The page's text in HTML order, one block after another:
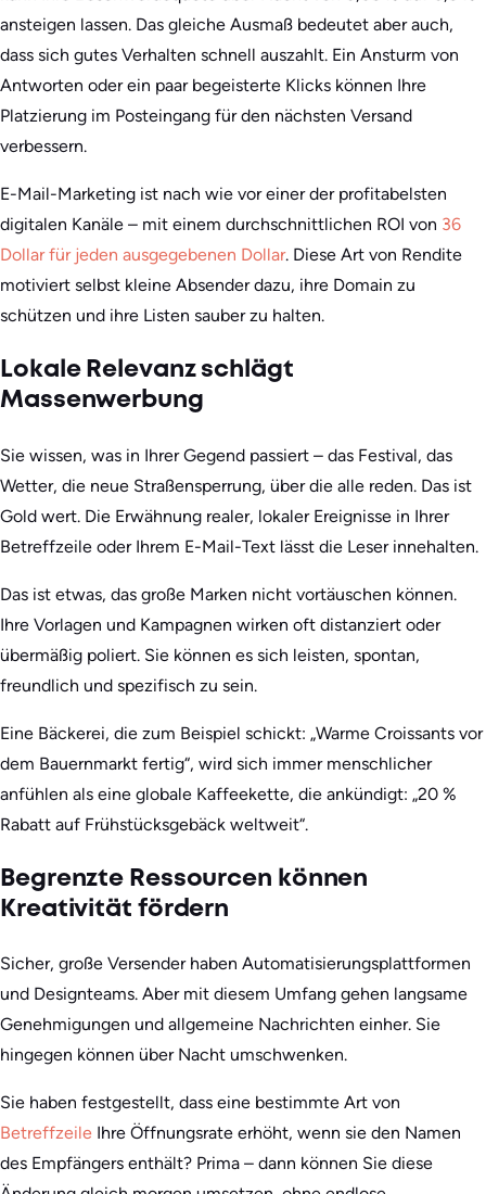
ansteigen lassen. Das gleiche Ausmaß bedeutet aber auch,
dass sich gutes Verhalten schnell auszahlt. Ein Ansturm von
Antworten oder ein paar begeisterte Klicks können Ihre
Platzierung im Posteingang für den nächsten Versand
verbessern.
E-Mail-Marketing ist nach wie vor einer der profitabelsten
digitalen Kanäle – mit einem durchschnittlichen ROI von 36
Dollar für jeden ausgegebenen Dollar. Diese Art von Rendite
motiviert selbst kleine Absender dazu, ihre Domain zu
schützen und ihre Listen sauber zu halten.
Lokale Relevanz schlägt
Massenwerbung
Sie wissen, was in Ihrer Gegend passiert – das Festival, das
Wetter, die neue Straßensperrung, über die alle reden. Das ist
Gold wert. Die Erwähnung realer, lokaler Ereignisse in Ihrer
Betreffzeile oder Ihrem E-Mail-Text lässt die Leser innehalten.
Das ist etwas, das große Marken nicht vortäuschen können.
Ihre Vorlagen und Kampagnen wirken oft distanziert oder
übermäßig poliert. Sie können es sich leisten, spontan,
freundlich und spezifisch zu sein.
Eine Bäckerei, die zum Beispiel schickt: „Warme Croissants vor
dem Bauernmarkt fertig“, wird sich immer menschlicher
anfühlen als eine globale Kaffeekette, die ankündigt: „20 %
Rabatt auf Frühstücksgebäck weltweit“.
Begrenzte Ressourcen können
Kreativität fördern
Sicher, große Versender haben Automatisierungsplattformen
und Designteams. Aber mit diesem Umfang gehen langsame
Genehmigungen und allgemeine Nachrichten einher. Sie
hingegen können über Nacht umschwenken.
Sie haben festgestellt, dass eine bestimmte Art von
Betreffzeile Ihre Öffnungsrate erhöht, wenn sie den Namen
des Empfängers enthält? Prima – dann können Sie diese